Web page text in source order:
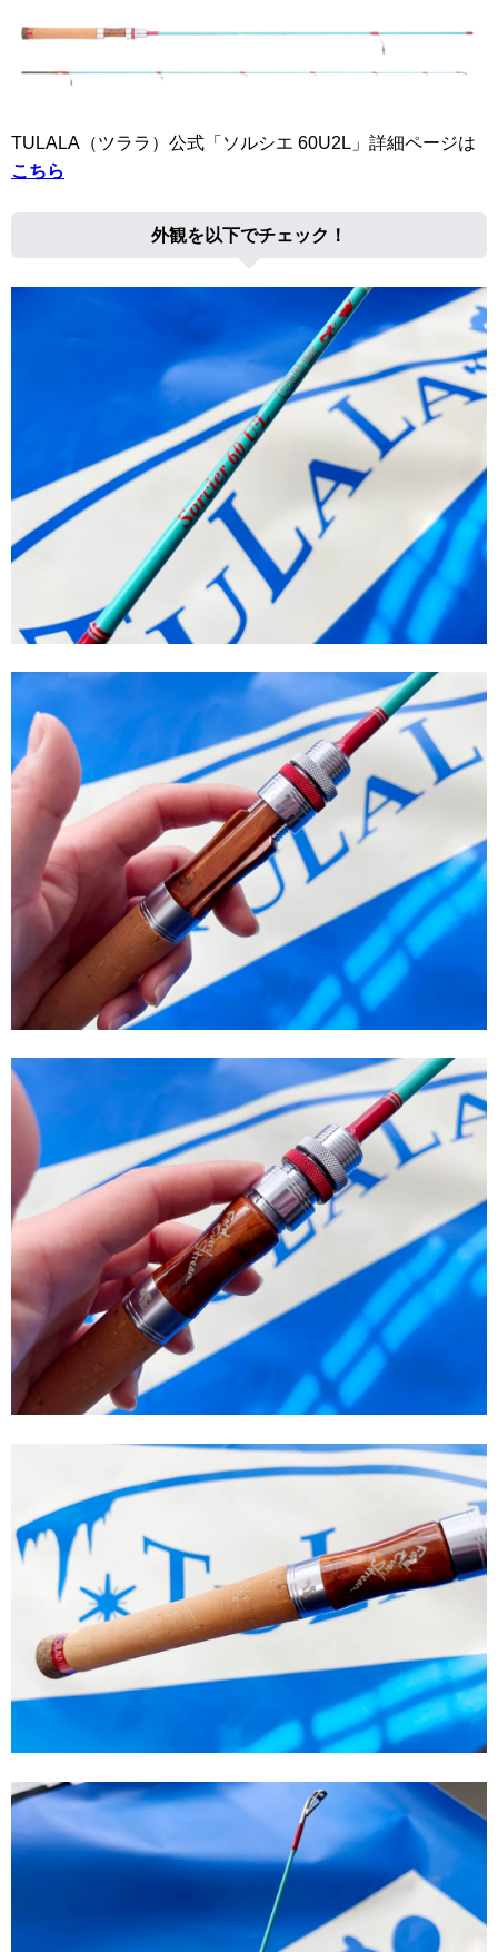
TULALA（ツララ）公式「ソルシエ 60U2L」詳細ページは
こちら
外観を以下でチェック！